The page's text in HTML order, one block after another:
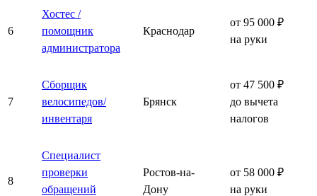
6
Хостес /
помощник
администратора
Краснодар
от 95 000 ₽
на руки
7
Сборщик
велосипедов/
инвентаря
Брянск
от 47 500 ₽
до вычета
налогов
8
Специалист
проверки
обращений
Ростов-на-
Дону
от 58 000 ₽
на руки